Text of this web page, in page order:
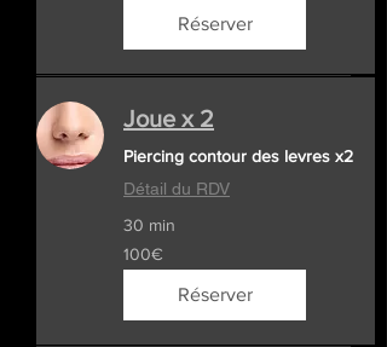
Réserver
Joue x 2
Piercing contour des levres x2
Détail du RDV
30 min
100€
100€
Réserver